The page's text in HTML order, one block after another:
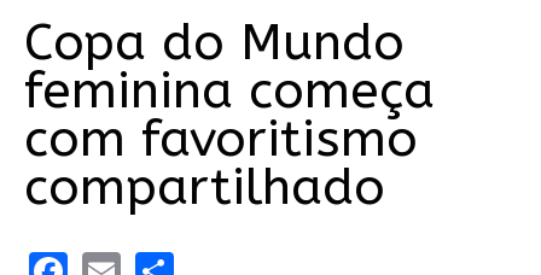
Copa do Mundo
feminina começa
com favoritismo
compartilhado